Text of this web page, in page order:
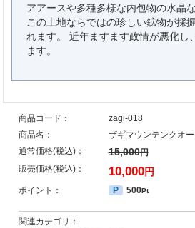
アアースや多種多様な内包物の水晶
この土地ならではの珍しい鉱物が採
れます。 近年ますます政情が悪化し
ます。
商品コード：
zagi-018
商品名：
ザギマウンテンクオ
通常価格(税込)：
15,000円
販売価格(税込)： 10,000円
ポイント： P 500Pt
関連カテゴリ：